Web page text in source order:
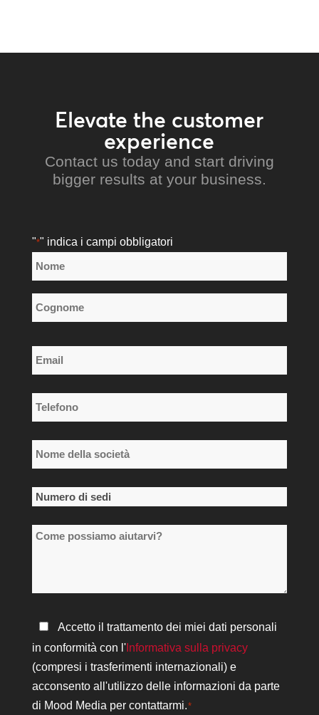
Elevate the customer
experience
Contact us today and start driving
bigger results at your business.
"*" indica i campi obbligatori
Nome
*
Email
*
Telefono
*
Nome
della
società
*
Numero
sedi
Come
Informativa
sulla
privacy
*
Accetto il trattamento dei miei dati personali
in conformità con l'Informativa sulla privacy
(compresi i trasferimenti internazionali) e
acconsento all'utilizzo delle informazioni da parte
di Mood Media per contattarmi.*